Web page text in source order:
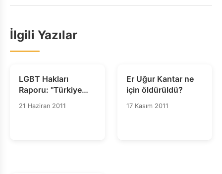
İlgili Yazılar
LGBT Hakları
Raporu: "Türkiye
LGBT bireylere
21 Haziran 2011
Er Uğur Kantar ne
için öldürüldü?
17 Kasım 2011